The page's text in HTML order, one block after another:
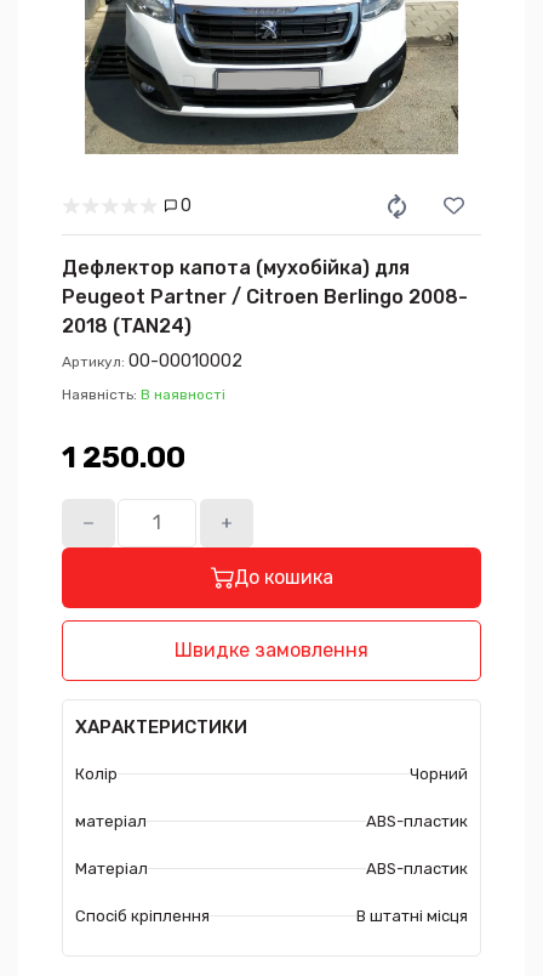
0
Дефлектор капота (мухобійка) для
Peugeot Partner / Citroen Berlingo 2008-
2018 (TAN24)
Артикул: 00-00010002
Наявність: В наявності
1 250.00₴
До кошика
Швидке замовлення
ХАРАКТЕРИСТИКИ
Колір Чорний
матеріал ABS-пластик
Матеріал ABS-пластик
Спосіб кріплення В штатні місця